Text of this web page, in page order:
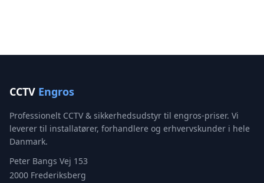
CCTV Engros
Professionelt CCTV & sikkerhedsudstyr til engros-priser. Vi
leverer til installatører, forhandlere og erhvervskunder i hele
Danmark.
Peter Bangs Vej 153
2000 Frederiksberg